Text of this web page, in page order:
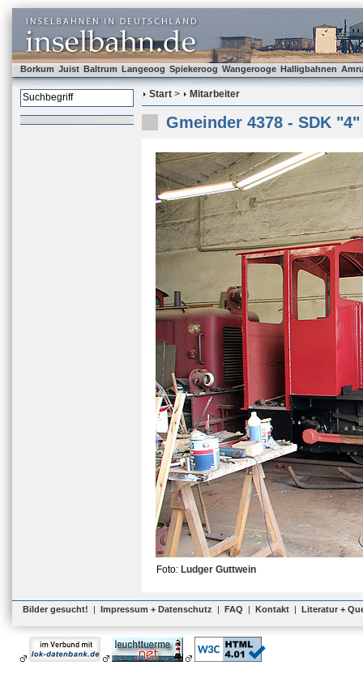
Borkum Juist Baltrum Langeoog Spiekeroog Wangerooge Halligbahnen
Start > Mitarbeiter
Gmeinder 4378 - SDK "4"
Foto: Ludger Guttwein
Bilder gesucht! | Impressum + Datenschutz | FAQ | Kontakt | Literatur +